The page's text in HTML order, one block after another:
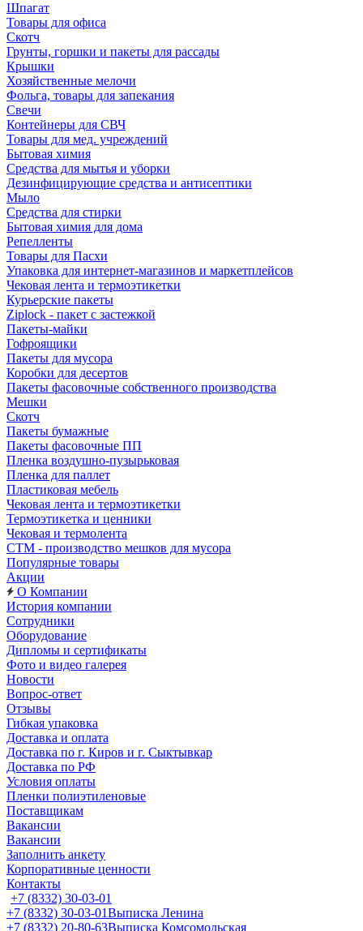
Шпагат
Товары для офиса
Скотч
Грунты, горшки и пакеты для рассады
Крышки
Хозяйственные мелочи
Фольга, товары для запекания
Свечи
Контейнеры для СВЧ
Товары для мед. учреждений
Бытовая химия
Средства для мытья и уборки
Дезинфицирующие средства и антисептики
Мыло
Средства для стирки
Бытовая химия для дома
Репелленты
Товары для Пасхи
Упаковка для интернет-магазинов и маркетплейсов
Чековая лента и термоэтикетки
Курьерские пакеты
Ziplock - пакет с застежкой
Пакеты-майки
Гофроящики
Пакеты для мусора
Коробки для десертов
Пакеты фасовочные собственного производства
Мешки
Скотч
Пакеты бумажные
Пакеты фасовочные ПП
Пленка воздушно-пузырьковая
Пленка для паллет
Пластиковая мебель
Чековая лента и термоэтикетки
Термоэтикетка и ценники
Чековая и термолента
СТМ - производство мешков для мусора
Популярные товары
Акции
О Компании
История компании
Сотрудники
Оборудование
Дипломы и сертификаты
Фото и видео галерея
Новости
Вопрос-ответ
Отзывы
Гибкая упаковка
Доставка и оплата
Доставка по г. Киров и г. Сыктывкар
Доставка по РФ
Условия оплаты
Пленки полиэтиленовые
Поставщикам
Вакансии
Вакансии
Заполнить анкету
Корпоративные ценности
Контакты
+7 (8332) 30-03-01
+7 (8332) 30-03-01Выписка Ленина
+7 (8332) 20-80-63Выписка Комсомольская